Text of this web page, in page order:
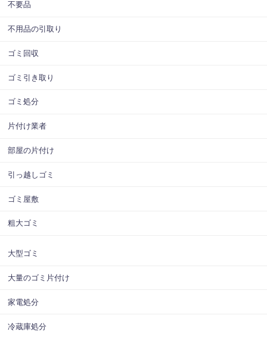
不要品
不用品の引取り
ゴミ回収
ゴミ引き取り
ゴミ処分
片付け業者
部屋の片付け
引っ越しゴミ
ゴミ屋敷
粗大ゴミ
大型ゴミ
大量のゴミ片付け
家電処分
冷蔵庫処分